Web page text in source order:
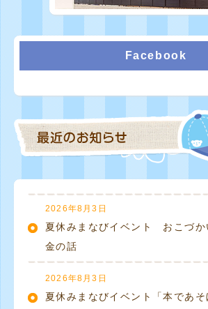
Facebook
2026年8月3日
夏休みまなびイベント おこづか
金の話
2026年8月3日
夏休みまなびイベント「本であ